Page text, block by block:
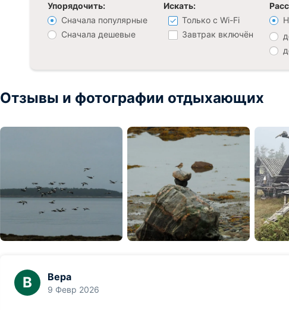
Упорядочить:
Сначала популярные
Сначала дешевые
Искать:
Только с Wi-Fi
Завтрак включён
Отзывы и фотографии отдыхающих
В Вера
9 Февр 2026